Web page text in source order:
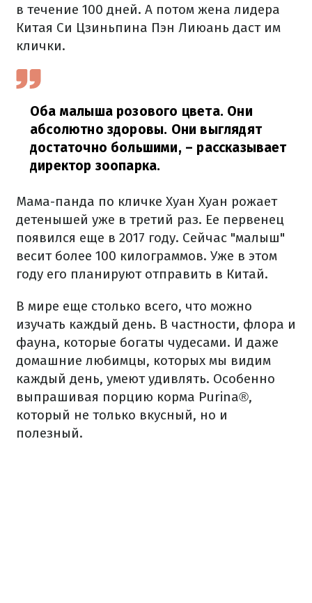
в течение 100 дней. А потом жена лидера
Китая Си Цзиньпина Пэн Лиюань даст им
клички.
Оба малыша розового цвета. Они
абсолютно здоровы. Они выглядят
достаточно большими, – рассказывает
директор зоопарка.
Мама-панда по кличке Хуан Хуан рожает
детенышей уже в третий раз. Ее первенец
появился еще в 2017 году. Сейчас "малыш"
весит более 100 килограммов. Уже в этом
году его планируют отправить в Китай.
В мире еще столько всего, что можно
изучать каждый день. В частности, флора и
фауна, которые богаты чудесами. И даже
домашние любимцы, которых мы видим
каждый день, умеют удивлять. Особенно
выпрашивая порцию корма Purina®,
который не только вкусный, но и
полезный.